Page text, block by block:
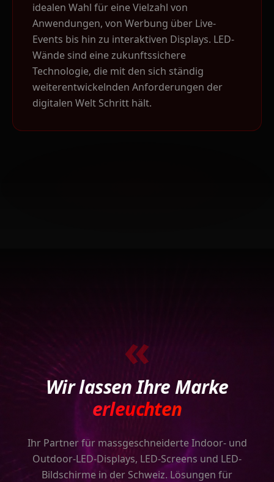
idealen Wahl für eine Vielzahl von
Anwendungen, von Werbung über Live-
Events bis hin zu interaktiven Displays. LED-
Wände sind eine zukunftssichere
Technologie, die mit den sich ständig
weiterentwickelnden Anforderungen der
digitalen Welt Schritt hält.
«
Wir lassen Ihre Marke
erleuchten
Ihr Partner für massgeschneiderte Indoor- und
Outdoor-LED-Displays, LED-Screens und LED-
Bildschirme in der Schweiz. Lösungen für